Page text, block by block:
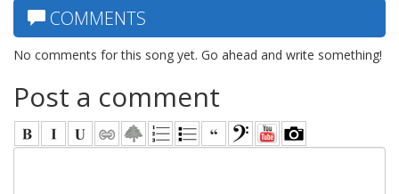
COMMENTS
No comments for this song yet. Go ahead and write something!
Post a comment